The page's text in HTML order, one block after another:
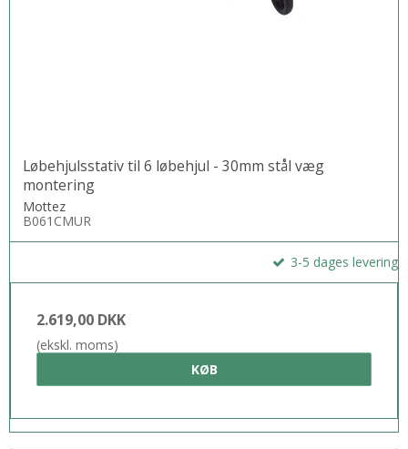
Løbehjulsstativ til 6 løbehjul - 30mm stål væg
montering
Mottez
B061CMUR
3-5 dages levering
2.619,00 DKK
(ekskl. moms)
KØB